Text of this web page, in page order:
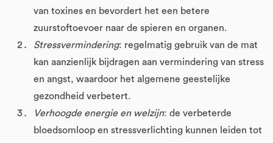
van toxines en bevordert het een betere
zuurstoftoevoer naar de spieren en organen.
Stressvermindering: regelmatig gebruik van de mat
kan aanzienlijk bijdragen aan vermindering van stress
en angst, waardoor het algemene geestelijke
gezondheid verbetert.
Verhoogde energie en welzijn: de verbeterde
bloedsomloop en stressverlichting kunnen leiden tot